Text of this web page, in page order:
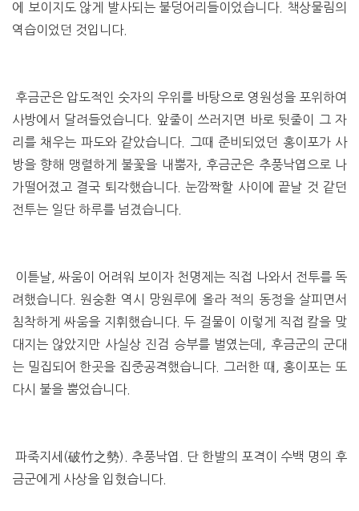
에 보이지도 않게 발사되는 불덩어리들이었습니다. 책상물림의
역습이었던 것입니다.
후금군은 압도적인 숫자의 우위를 바탕으로 영원성을 포위하여
사방에서 달려들었습니다. 앞줄이 쓰러지면 바로 뒷줄이 그 자
리를 채우는 파도와 같았습니다. 그때 준비되었던 홍이포가 사
방을 향해 맹렬하게 불꽃을 내뿜자, 후금군은 추풍낙엽으로 나
가떨어졌고 결국 퇴각했습니다. 눈깜짝할 사이에 끝날 것 같던
전투는 일단 하루를 넘겼습니다.
이튿날, 싸움이 어려워 보이자 천명제는 직접 나와서 전투를 독
려했습니다. 원숭환 역시 망원루에 올라 적의 동정을 살피면서
침착하게 싸움을 지휘했습니다. 두 걸물이 이렇게 직접 칼을 맞
대지는 않았지만 사실상 진검 승부를 벌였는데, 후금군의 군대
는 밀집되어 한곳을 집중공격했습니다. 그러한 때, 홍이포는 또
다시 불을 뿜었습니다.
파죽지세(破竹之勢). 추풍낙엽. 단 한발의 포격이 수백 명의 후
금군에게 사상을 입혔습니다.